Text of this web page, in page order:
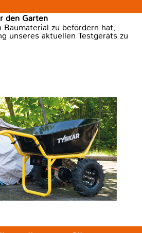
den Garten
zu befördern hat,
unseres aktuellen Testgeräts zu